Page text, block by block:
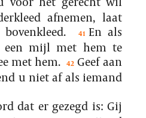
afnemen, laat
41 En als
een mijl met hem te
met hem.
42 Geef aan
u niet af als iemand
dat er gezegd is: Gij